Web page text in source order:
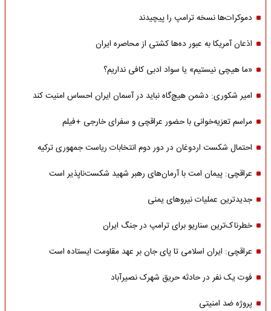
دموکرات‌ها نسخه ترامپ را پیچیدند
اذعان آمریکا به عبور ده‌ها کشتی از محاصره ایران
«ما هیچی نیستیم» یا سواد ادبی کافی نداریم؟
امیر شکوری: دشمن هیچ‌گاه نباید در آسمان ایران احساس امنیت کند
مراسم تعزیه‌خوانی با حضور عراقچی و سفرای خارجی +فیلم
احتمال شکست اردوغان در دور دوم انتخابات ریاست جمهوری ترکیه
عراقچی: پیمان امت با آرمان‌های رهبر شهید شکست‌ناپذیر است
جدیدترین عملیات نیروهای یمنی
خطرناک‌ترین سناریو برای ترامپ در جنگ ایران
عراقچی: ایران اسلامی تا پای جان بر عهد مقاومت ایستاده است
فوت یک نفر در حادثه حریق شهرک نصیرآباد
پروژه ضد امنیتی